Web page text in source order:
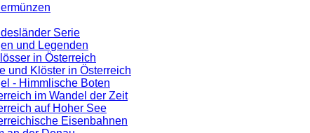
Serie
und Legenden
in Österreich
und Klöster in Österreich
- Himmlische Boten
im Wandel der Zeit
auf Hoher See
Eisenbahnen